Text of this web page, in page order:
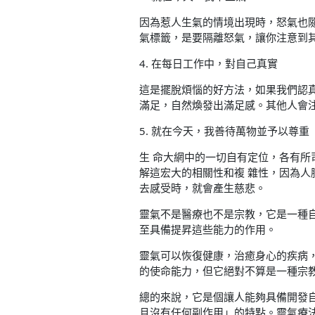
因為惹人生氣的情境出現時，怒氣也
氣標籤，是要隔離怒氣，讓你注意到
4. 在每日工作中，對自己真實
這是擺脫煩惱的好方法，如果我們認
滿足，自然煥發出滿足感。其他人會
5. 就在今天，我善待萬物並予以尊重
生 命大網中的一切自有定位，各有
解這宏大的相關性和複 雜性，因為
去感受時，就會產生慈悲。
靈氣不是醫療也不是宗教，它是一種
至具備提昇這些能力的作用。
靈氣可以恢復健康，治癒身心的疾病
的使命能力，但它絕對不算是一種宗
總的來說，它是個讓人能夠具備開發